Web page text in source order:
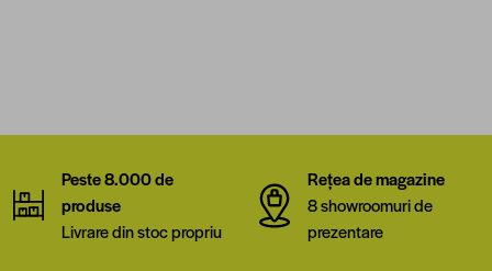
Peste 8.000 de
produse
Livrare din stoc propriu
Rețea de magazine
8 showroomuri de
prezentare